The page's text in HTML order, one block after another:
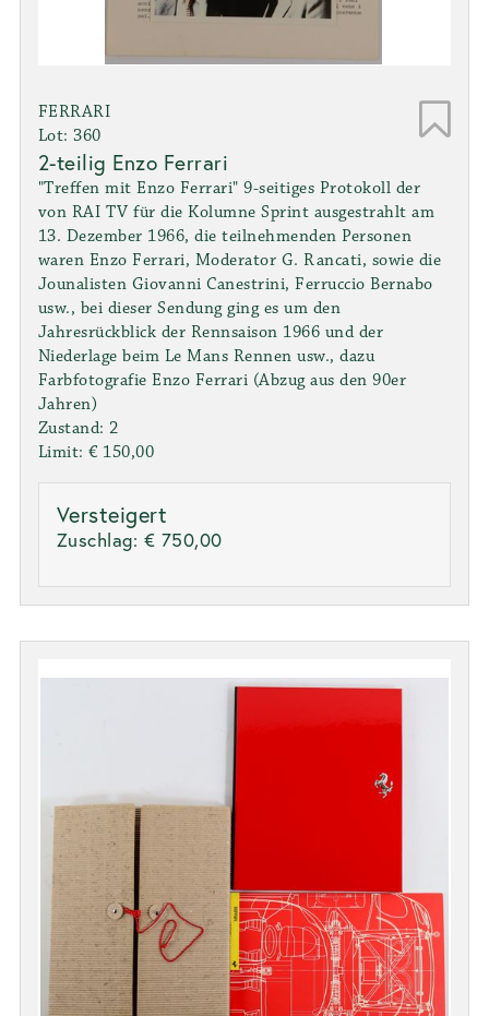
FERRARI
Lot: 360
2-teilig Enzo Ferrari
"Treffen mit Enzo Ferrari" 9-seitiges Protokoll der
von RAI TV für die Kolumne Sprint ausgestrahlt am
13. Dezember 1966, die teilnehmenden Personen
waren Enzo Ferrari, Moderator G. Rancati, sowie die
Jounalisten Giovanni Canestrini, Ferruccio Bernabo
usw., bei dieser Sendung ging es um den
Jahresrückblick der Rennsaison 1966 und der
Niederlage beim Le Mans Rennen usw., dazu
Farbfotografie Enzo Ferrari (Abzug aus den 90er
Jahren)
Zustand: 2
Limit: € 150,00
Versteigert
Zuschlag: € 750,00